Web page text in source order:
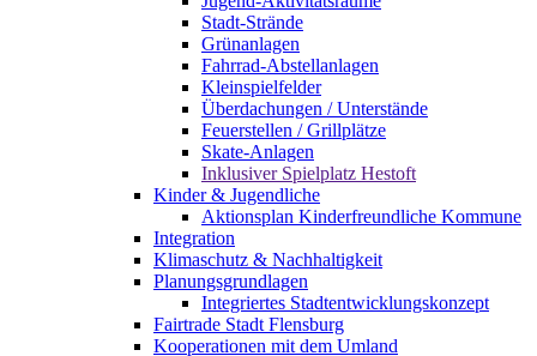
Stadt-Strände
Grünanlagen
Fahrrad-Abstellanlagen
Kleinspielfelder
Überdachungen / Unterstände
Feuerstellen / Grillplätze
Skate-Anlagen
Inklusiver Spielplatz Hestoft
Kinder & Jugendliche
Aktionsplan Kinderfreundliche Kommune
Integration
Klimaschutz & Nachhaltigkeit
Planungsgrundlagen
Integriertes Stadtentwicklungskonzept
Fairtrade Stadt Flensburg
Kooperationen mit dem Umland